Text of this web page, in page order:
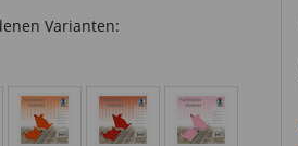
Varianten: